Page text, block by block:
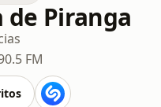
de Piranga
FM